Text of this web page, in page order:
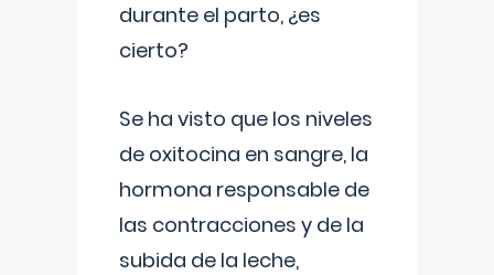
durante el parto, ¿es
cierto?
Se ha visto que los niveles
de oxitocina en sangre, la
hormona responsable de
las contracciones y de la
subida de la leche,